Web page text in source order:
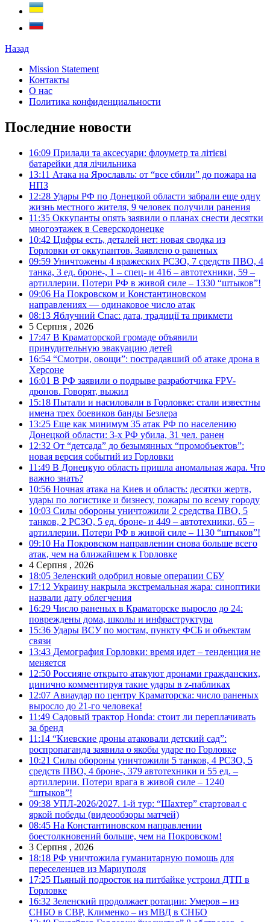
Назад
Mission Statement
Контакты
О нас
Политика конфиденциальности
Последние новости
16:09 Прилади та аксесуари: флоуметр та літієві
батарейки для лічильника
13:11 Атака на Ярославль: от “все сбили” до пожара на
НПЗ
12:28 Удары РФ по Донецкой области забрали еще одну
жизнь местного жителя, 9 человек получили ранения
11:35 Оккупанты опять заявили о планах снести десятки
многоэтажек в Северскодонецке
10:42 Цифры есть, деталей нет: новая сводка из
Горловки от оккупантов. Заявлено о раненых
09:59 Уничтожены 4 вражеских РСЗО, 7 средств ПВО, 4
танка, 3 ед. броне-, 1 – спец- и 416 – автотехники, 59 –
артиллерии. Потери РФ в живой силе – 1330 “штыков”!
09:06 На Покровском и Константиновском
направлениях — одинаковое число атак
08:13 Яблучний Спас: дата, традиції та прикмети
5 Серпня , 2026
17:47 В Краматорской громаде объявили
принудительную эвакуацию детей
16:54 “Смотри, овощи”: пострадавший об атаке дрона в
Херсоне
16:01 В РФ заявили о подрыве разработчика FPV-
дронов. Говорят, выжил
15:18 Пытали и насиловали в Горловке: стали известны
имена трех боевиков банды Безлера
13:25 Еще как минимум 35 атак РФ по населению
Донецкой области: 3-х РФ убила, 31 чел. ранен
12:32 От “детсада” до безымянных “промобъектов”:
новая версия событий из Горловки
11:49 В Донецкую область пришла аномальная жара. Что
важно знать?
10:56 Ночная атака на Киев и область: десятки жертв,
удары по логистике и бизнесу, пожары по всему городу
10:03 Силы обороны уничтожили 2 средства ПВО, 5
танков, 2 РСЗО, 5 ед. броне- и 449 – автотехники, 65 –
артиллерии. Потери РФ в живой силе – 1130 “штыков”!
09:10 На Покровском направлении снова больше всего
атак, чем на ближайшем к Горловке
4 Серпня , 2026
18:05 Зеленский одобрил новые операции СБУ
17:12 Украину накрыла экстремальная жара: синоптики
назвали дату облегчения
16:29 Число раненых в Краматорске выросло до 24:
повреждены дома, школы и инфраструктура
15:36 Удары ВСУ по мостам, пункту ФСБ и объектам
связи
13:43 Демография Горловки: время идет – тенденция не
меняется
12:50 Россияне открыто атакуют дронами гражданских,
цинично комментируя такие удары в z-пабликах
12:07 Авиаудар по центру Краматорска: число раненых
выросло до 21-го человека!
11:49 Садовый трактор Honda: стоит ли переплачивать
за бренд
11:14 “Киевские дроны атаковали детский сад”:
роспропаганда заявила о якобы ударе по Горловке
10:21 Силы обороны уничтожили 5 танков, 4 РСЗО, 5
средств ПВО, 4 броне-, 379 автотехники и 55 ед. –
артиллерии. Потери врага в живой силе – 1240
“штыков”!
09:38 УПЛ-2026/2027. 1-й тур: “Шахтер” стартовал с
яркой победы (видеообзоры матчей)
08:45 На Константиновском направлении
боестолкновений больше, чем на Покровском!
3 Серпня , 2026
18:18 РФ уничтожила гуманитарную помощь для
переселенцев из Мариуполя
17:25 Пьяный подросток на питбайке устроил ДТП в
Горловке
16:32 Зеленский продолжает ротации: Умеров – из
СНБО в СВР, Клименко – из МВД в СНБО